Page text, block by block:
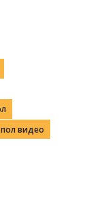
видео